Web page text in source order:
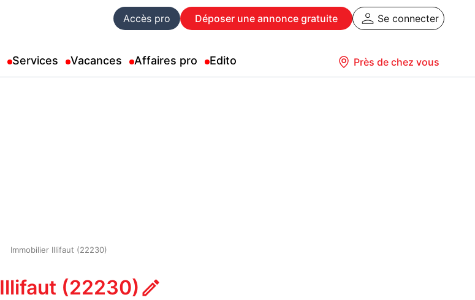
Accès pro Déposer une annonce gratuite Se connecter
Services Vacances Affaires pro Edito Près de chez vous
Immobilier Illifaut (22230)
Illifaut (22230)